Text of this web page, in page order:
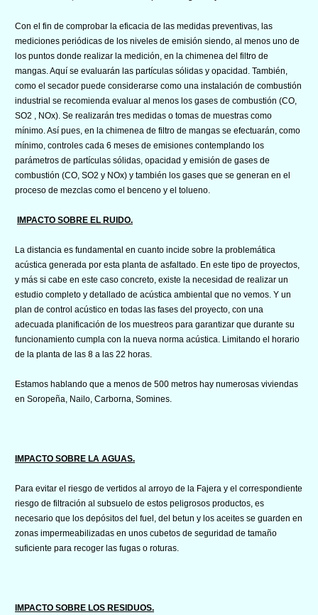
Con el fin de comprobar la eficacia de las medidas preventivas, las
mediciones periódicas de los niveles de emisión siendo, al menos uno de
los puntos donde realizar la medición, en la chimenea del filtro de
mangas. Aquí se evaluarán las partículas sólidas y opacidad. También,
como el secador puede considerarse como una instalación de combustión
industrial se recomienda evaluar al menos los gases de combustión (CO,
SO2 , NOx). Se realizarán tres medidas o tomas de muestras como
mínimo. Así pues, en la chimenea de filtro de mangas se efectuarán, como
mínimo, controles cada 6 meses de emisiones contemplando los
parámetros de partículas sólidas, opacidad y emisión de gases de
combustión (CO, SO2 y NOx) y también los gases que se generan en el
proceso de mezclas como el benceno y el tolueno.
IMPACTO SOBRE EL RUIDO.
La distancia es fundamental en cuanto incide sobre la problemática
acústica generada por esta planta de asfaltado. En este tipo de proyectos,
y más si cabe en este caso concreto, existe la necesidad de realizar un
estudio completo y detallado de acústica ambiental que no vemos. Y un
plan de control acústico en todas las fases del proyecto, con una
adecuada planificación de los muestreos para garantizar que durante su
funcionamiento cumpla con la nueva norma acústica. Limitando el horario
de la planta de las 8 a las 22 horas.
Estamos hablando que a menos de 500 metros hay numerosas viviendas
en Soropeña, Nailo, Carborna, Somines.
IMPACTO SOBRE LA AGUAS.
Para evitar el riesgo de vertidos al arroyo de la Fajera y el correspondiente
riesgo de filtración al subsuelo de estos peligrosos productos, es
necesario que los depósitos del fuel, del betun y los aceites se guarden en
zonas impermeabilizadas en unos cubetos de seguridad de tamaño
suficiente para recoger las fugas o roturas.
IMPACTO SOBRE LOS RESIDUOS.